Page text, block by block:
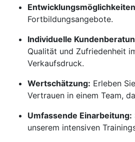
Fortbildungsangebote.
Individuelle
Qualität und Zufriedenheit
Verkaufsdruck.
Wertschätzung: Erleben
Vertrauen in einem Team,
Umfassende Einarbeitung:
unserem intensiven